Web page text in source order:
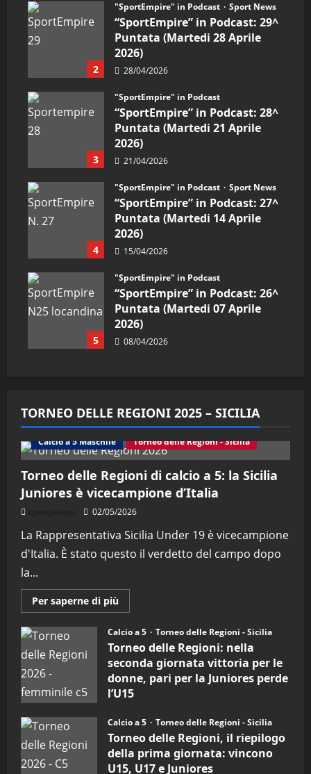
2
"SportEmpire" in Podcast Sport News
“SportEmpire” in Podcast: 29^
Puntata (Martedi 28 Aprile
2026)
28/04/2026
3
"SportEmpire" in Podcast
“SportEmpire” in Podcast: 28^
Puntata (Martedi 21 Aprile
2026)
21/04/2026
4
"SportEmpire" in Podcast Sport News
“SportEmpire” in Podcast: 27^
Puntata (Martedi 14 Aprile
2026)
15/04/2026
5
"SportEmpire" in Podcast
“SportEmpire” in Podcast: 26^
Puntata (Martedi 07 Aprile
2026)
08/04/2026
TORNEO DELLE REGIONI 2025 – SICILIA
Calcio a 5 Maschile Torneo delle Regioni - Sicilia
Torneo delle Regioni di calcio a 5: la Sicilia
Juniores è vicecampione d’Italia
02/05/2026
La Rappresentativa Sicilia Under 19 è vicecampione
d'Italia. È stato questo il verdetto del campo dopo
la...
Per saperne di più
informazioni
Torneo
delle
Regioni
di
calcio
a
5:
la
Juniores
è
vicecampione
d’Italia
Calcio a 5 Torneo delle Regioni - Sicilia
Torneo delle Regioni: nella
seconda giornata vittoria per le
donne, pari per la Juniores perde
l’U15
Calcio a 5
Torneo delle Regioni - Sicilia
Torneo delle Regioni, il riepilogo
della prima giornata: vincono
U15, U17 e Juniores